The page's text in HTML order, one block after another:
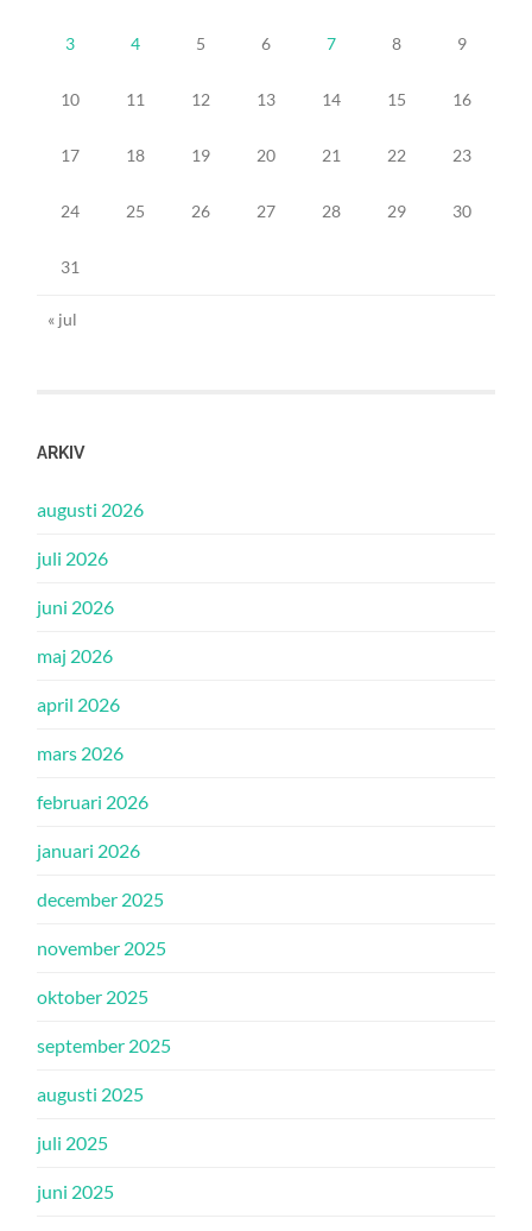
3 4 5 6 7 8 9
10 11 12 13 14 15 16
17 18 19 20 21 22 23
24 25 26 27 28 29 30
31
« jul
ARKIV
augusti 2026
juli 2026
juni 2026
maj 2026
april 2026
mars 2026
februari 2026
januari 2026
december 2025
november 2025
oktober 2025
september 2025
augusti 2025
juli 2025
juni 2025